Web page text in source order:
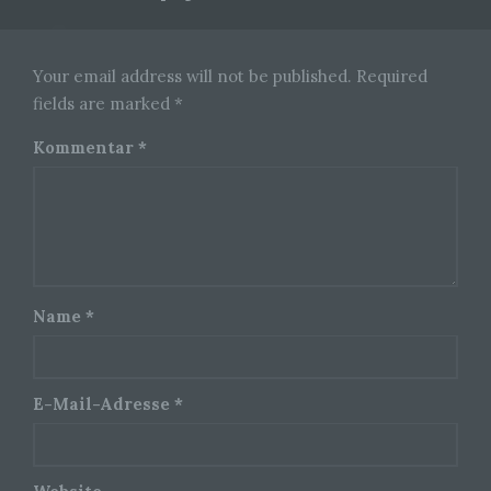
Your email address will not be published. Required
fields are marked *
Kommentar *
Name *
E-Mail-Adresse *
Unionsrecht oder das Recht der Mitgliedstaaten
vorgegeben, so kann der Verantwortliche
beziehungsweise können die bestimmten
Unionsrecht oder dem Recht der Mitgliedstaaten
andere Stelle, die personenbezogene Daten im
i) Empfänger